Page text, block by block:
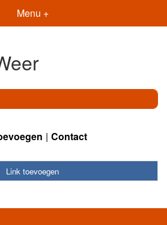
Menu +
Contact
Link toevoegen